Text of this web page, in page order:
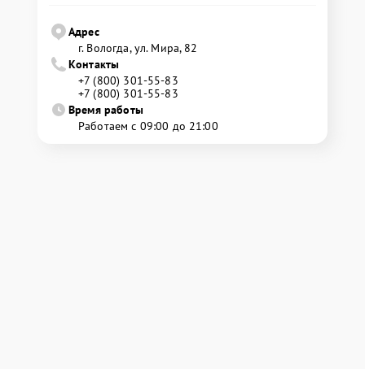
Адрес
г. Вологда, ул. Мира, 82
Контакты
+7 (800) 301-55-83
+7 (800) 301-55-83
Время работы
Работаем с 09:00 до 21:00